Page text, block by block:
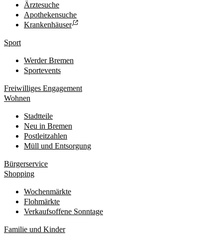
Ärztesuche
Apothekensuche
Krankenhäuser
Sport
Werder Bremen
Sportevents
Freiwilliges Engagement
Wohnen
Stadtteile
Neu in Bremen
Postleitzahlen
Müll und Entsorgung
Bürgerservice
Shopping
Wochenmärkte
Flohmärkte
Verkaufsoffene Sonntage
Familie und Kinder